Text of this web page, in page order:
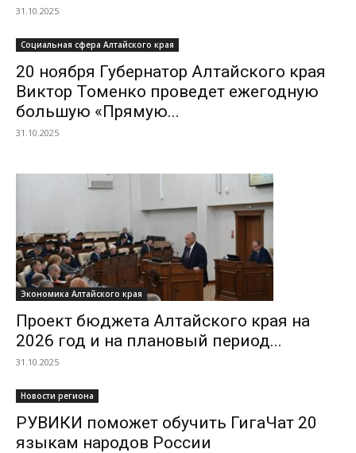
31.10.2025
Социальная сфера Алтайского края
20 ноября Губернатор Алтайского края
Виктор Томенко проведет ежегодную
большую «Прямую...
31.10.2025
Экономика Алтайского края
Проект бюджета Алтайского края на
2026 год и на плановый период...
31.10.2025
Новости региона
РУВИКИ поможет обучить ГигаЧат 20
языкам народов России